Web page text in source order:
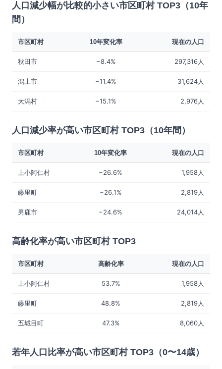
人口減少幅が比較的小さい市区町村 TOP3（10年
間）
市区町村 10年変化率 現在の人口
秋田市 −8.4% 297,316人
潟上市 −11.4% 31,624人
大潟村 −15.1% 2,976人
人口減少率が高い市区町村 TOP3（10年間）
市区町村 10年変化率 現在の人口
上小阿仁村 −26.6% 1,958人
藤里町 −26.1% 2,819人
男鹿市 −24.6% 24,014人
高齢化率が高い市区町村 TOP3
市区町村 高齢化率 現在の人口
上小阿仁村 53.7% 1,958人
藤里町 48.8% 2,819人
五城目町 47.3% 8,060人
若年人口比率が高い市区町村 TOP3（0〜14歳）